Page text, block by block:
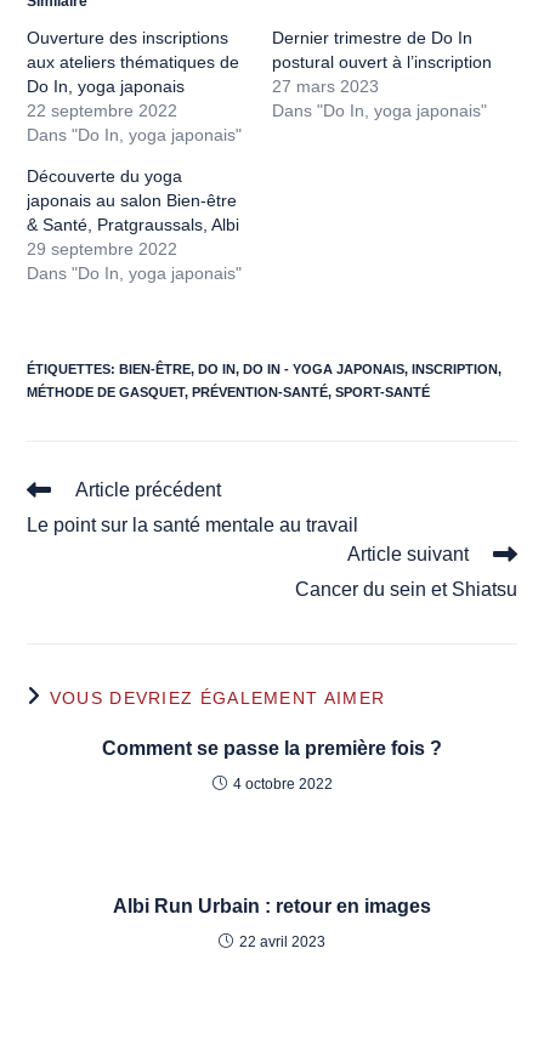
Ouverture des inscriptions
aux ateliers thématiques de
Do In, yoga japonais
22 septembre 2022
Dans "Do In, yoga japonais"
Dernier trimestre de Do In
postural ouvert à l’inscription
27 mars 2023
Dans "Do In, yoga japonais"
Découverte du yoga
japonais au salon Bien-être
& Santé, Pratgraussals, Albi
29 septembre 2022
Dans "Do In, yoga japonais"
ÉTIQUETTES:BIEN-ÊTRE, DO IN, DO IN - YOGA JAPONAIS, INSCRIPTION,
MÉTHODE DE GASQUET, PRÉVENTION-SANTÉ, SPORT-SANTÉ
Read
articles
Article précédent
Le point sur la santé mentale au travail
Article suivant
Cancer du sein et Shiatsu
VOUS DEVRIEZ ÉGALEMENT AIMER
Comment se passe la première fois ?
4 octobre 2022
Albi Run Urbain : retour en images
22 avril 2023